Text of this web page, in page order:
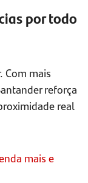
por todo
Com mais
reforça
real
mais e